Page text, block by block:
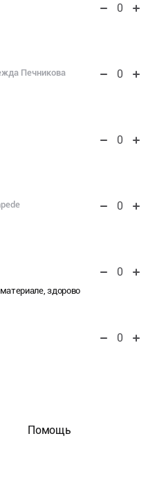
0
Печникова 0
0
0
0
здорово
0
Помощь